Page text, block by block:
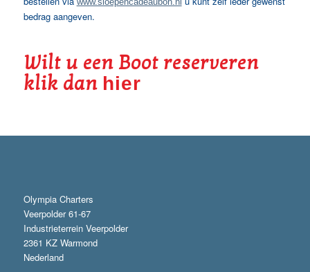
bedrag aangeven.
Wilt u een Boot reserveren
klik dan hier
Olympia Charters
Veerpolder 61-67
Industrieterrein Veerpolder
2361 KZ Warmond
Nederland